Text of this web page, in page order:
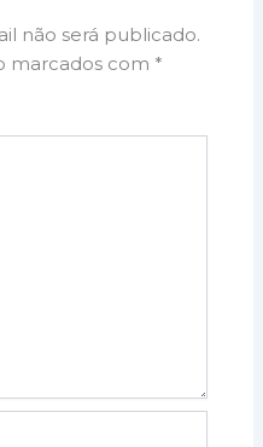
não será publicado.
marcados com *